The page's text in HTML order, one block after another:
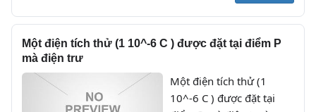
Một điện tích thử (1 10^-6 C ) được đặt tại điểm P
mà điện trư
Một điện tích thử (1
10^-6 C ) được đặt tại